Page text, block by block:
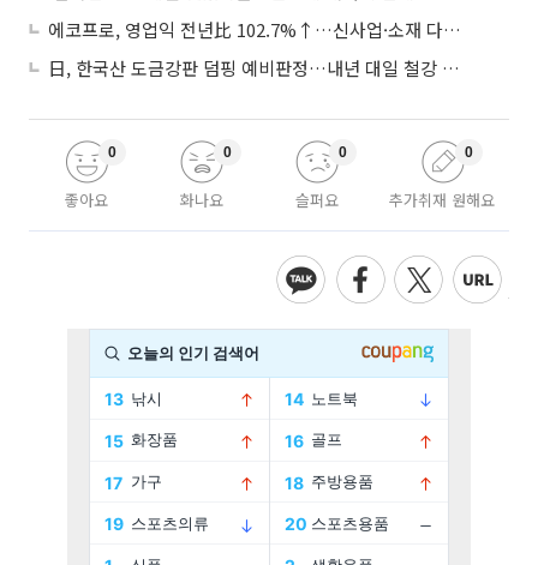
에코프로, 영업익 전년比 102.7%↑…신사업·소재 다각화 박차
日, 한국산 도금강판 덤핑 예비판정…내년 대일 철강 수출 ‘빨간불’
좋아요
0
화나요
0
슬퍼요
0
추가취재 원해요
0